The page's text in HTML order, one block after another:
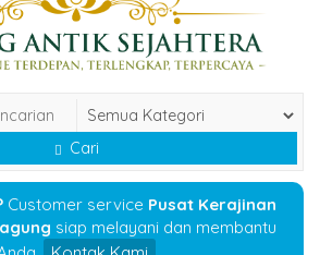
Cari
Customer service Pusat Kerajinan
siap melayani dan membantu